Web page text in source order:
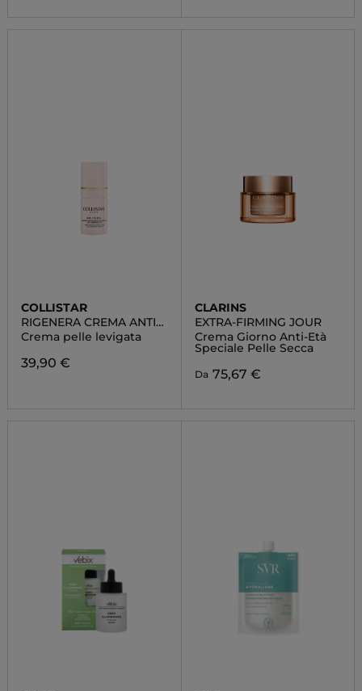
COLLISTAR
RIGENERA CREMA ANTI-
RUGHE LEVIGANTE
CONTORNO OCCHI
Crema pelle levigata
39,90 €
CLARINS
EXTRA-FIRMING JOUR
Crema Giorno Anti-Età
Speciale Pelle Secca
Da 75,67 €